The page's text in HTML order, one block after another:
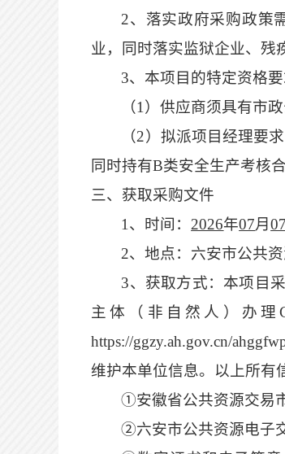
2、落实政府采购政策
业，同时落实监狱企业、残
3、本项目的特定资格要
（1）供应商须具有市
（2）拟派项目经理要
同时持有B类安全生产考核合
三、获取采购文件
1、时间：2026年07月07
2、地点：六安市公共
3、获取方式： 本项目
主体（非自然人）办理
https://ggzy.ah.gov.cn/
维护本单位信息。以上所有
①安徽省公共资源交易
②六安市公共资源电子